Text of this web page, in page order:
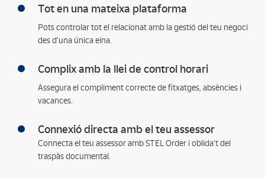
Tot en una mateixa plataforma
Pots controlar tot el relacionat amb la gestió del teu negoci
des d’una única eina.
Complix amb la llei de control horari
Assegura el compliment correcte de fitxatges, absències i
vacances.
Connexió directa amb el teu assessor
Connecta el teu assessor amb STEL Order i oblida’t del
traspàs documental.